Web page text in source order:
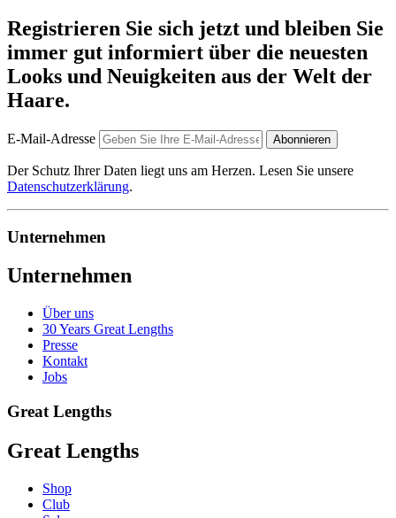
Registrieren Sie sich jetzt und bleiben Sie
immer gut informiert über die neuesten
Looks und Neuigkeiten aus der Welt der
Haare.
E-Mail-Adresse Abonnieren
Der Schutz Ihrer Daten liegt uns am Herzen. Lesen Sie unsere
Datenschutzerklärung.
Unternehmen
Unternehmen
Über uns
30 Years Great Lengths
Presse
Kontakt
Jobs
Great Lengths
Great Lengths
Shop
Club